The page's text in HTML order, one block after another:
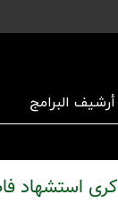
أرشیف البرامج
أهل البيت عليهم السلام 9 ربيع الثاني 1447